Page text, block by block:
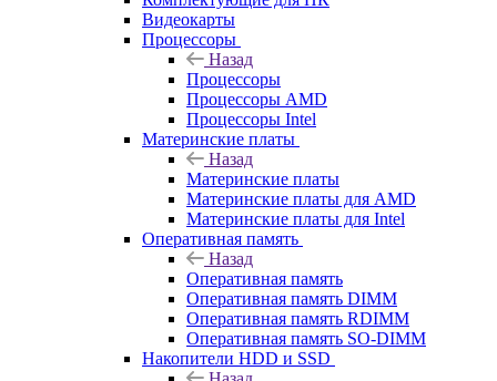
Видеокарты
Процессоры
Назад
Процессоры
Процессоры AMD
Процессоры Intel
Материнские платы
Назад
Материнские платы
Материнские платы для AMD
Материнские платы для Intel
Оперативная память
Назад
Оперативная память
Оперативная память DIMM
Оперативная память RDIMM
Оперативная память SO-DIMM
Накопители HDD и SSD